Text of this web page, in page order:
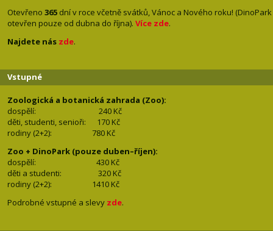
Otevřeno 365 dní v roce včetně svátků, Vánoc a Nového roku! (DinoPark
otevřen pouze od dubna do října). Více zde.
Najdete nás zde.
Vstupné
Zoologická a botanická zahrada (Zoo):
dospělí:
240 Kč
děti, studenti, senioři: 170 Kč
rodiny (2+2): 780 Kč
Zoo + DinoPark (pouze duben–říjen):
dospělí: 430 Kč
děti a studenti: 320 Kč
rodiny (2+2): 1410 Kč
Podrobné vstupné a slevy zde.